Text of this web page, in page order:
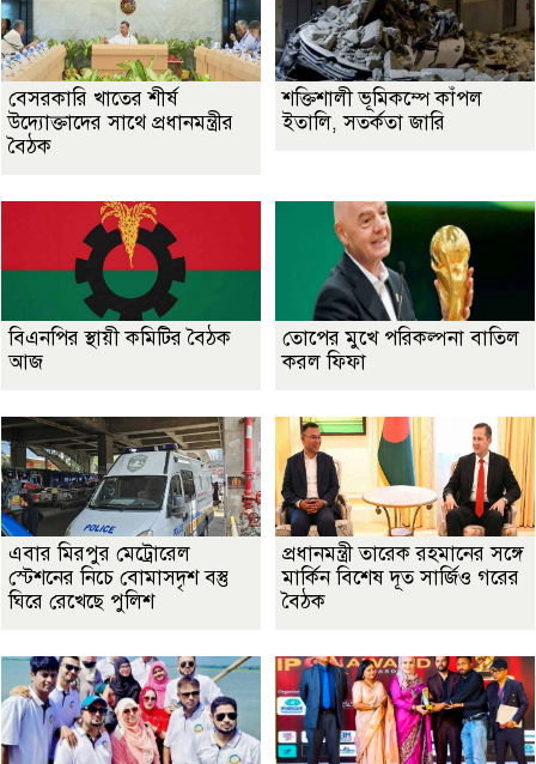
বেসরকারি খাতের শীর্ষ
উদ্যোক্তাদের সাথে প্রধানমন্ত্রীর
বৈঠক
শক্তিশালী ভূমিকম্পে কাঁপল
ইতালি, সতর্কতা জারি
বিএনপির স্থায়ী কমিটির বৈঠক
আজ
তোপের মুখে পরিকল্পনা বাতিল
করল ফিফা
এবার মিরপুর মেট্রোরেল
স্টেশনের নিচে বোমাসদৃশ বস্তু
ঘিরে রেখেছে পুলিশ
প্রধানমন্ত্রী তারেক রহমানের সঙ্গে
মার্কিন বিশেষ দূত সার্জিও গরের
বৈঠক